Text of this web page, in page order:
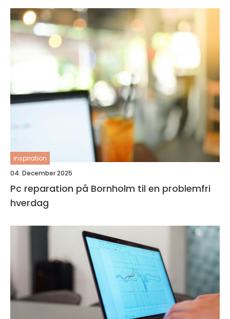
inspiration
04. December 2025
Pc reparation på Bornholm til en problemfri
hverdag